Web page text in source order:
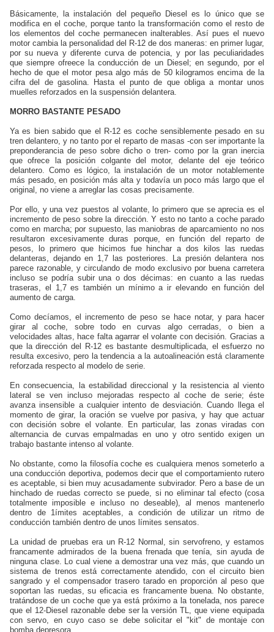
Básicamente, la instalación del pequeño Diesel es lo único que se
modifica en el coche, porque tanto la transformación como el resto de
los elementos del coche permanecen inalterables. Así pues el nuevo
motor cambia la personalidad del R-12 de dos maneras: en primer lugar,
por su nueva y diferente curva de potencia, y por las peculiaridades
que siempre ofreece la conducción de un Diesel; en segundo, por el
hecho de que el motor pesa algo más de 50 kilogramos encima de la
cifra del de gasolina. Hasta el punto de que obliga a montar unos
muelles reforzados en la suspensión delantera.
MORRO BASTANTE PESADO
Ya es bien sabido que el R-12 es coche sensiblemente pesado en su
tren delantero, y no tanto por el reparto de masas -con ser importante la
preponderancia de peso sobre dicho o tren- como por la gran inercia
que ofrece la posición colgante del motor, delante del eje teórico
delantero. Como es lógico, la instalación de un motor notablemente
más pesado, en posición más alta y todavía un poco más largo que el
original, no viene a arreglar las cosas precisamente.
Por ello, y una vez puestos al volante, lo primero que se aprecia es el
incremento de peso sobre la dirección. Y esto no tanto a coche parado
como en marcha; por supuesto, las maniobras de aparcamiento no nos
resultaron excesivamente duras porque, en función del reparto de
pesos, lo primero que hicimos fue hinchar a dos kilos las ruedas
delanteras, dejando en 1,7 las posteriores. La presión delantera nos
parece razonable, y circulando de modo exclusivo por buena carretera
incluso se podría subir una o dos décimas: en cuanto a las ruedas
traseras, el 1,7 es también un mínimo a ir elevando en función del
aumento de carga.
Como decíamos, el incremento de peso se hace notar, y para hacer
girar al coche, sobre todo en curvas algo cerradas, o bien a
velocidades altas, hace falta agarrar el volante con decisión. Gracias a
que la dirección del
R-12es bastante desmultiplicada, el esfuerzo no
resulta excesivo, pero la tendencia a la autoalineación está claramente
reforzada respecto al modelo de serie.
En consecuencia, la estabilidad direccional y la resistencia al viento
lateral se ven incluso mejoradas respecto al coche de serie; éste
avanza insensible a cualquier intento de desviación. Cuando llega el
momento de girar, la oración se vuelve por pasiva, y hay que actuar
con decisión sobre el volante. En particular, las zonas viradas con
alternancia de curvas empalmadas en uno y otro sentido exigen un
trabajo bastante intenso al volante.
No obstante, como la filosofía coche es cualquiera menos someterlo a
una conducción deportiva, podemos decir que el comportamiento rutero
es aceptable, si bien muy acusadamente subvirador. Pero a base de un
hinchado de ruedas correcto se puede, si no eliminar tal efecto (cosa
totalmente imposible e incluso no deseable), al menos mantenerlo
dentro de 1ímites aceptables, a condición de utilizar un ritmo de
conducción también dentro de unos límites sensatos.
La unidad de pruebas era un R-12 Normal , sin servofreno, y estamos
francamente admirados de la buena frenada que tenía, sin ayuda de
ninguna clase. Lo cual viene a demostrar una vez más, que cuando un
sistema de trenos está correctamente atendido, con el circuito bien
sangrado y el compensador trasero tarado en proporción al peso que
soportan las ruedas, su eficacia es francamente buena. No obstante,
tratándose de un coche que ya está próximo a la tonelada, nos parece
que el 12-Diesel razonable debe ser la versión TL, que viene equipada
con servo, en cuyo caso se debe solicitar el "kit" de montaje con
bomba depresora.